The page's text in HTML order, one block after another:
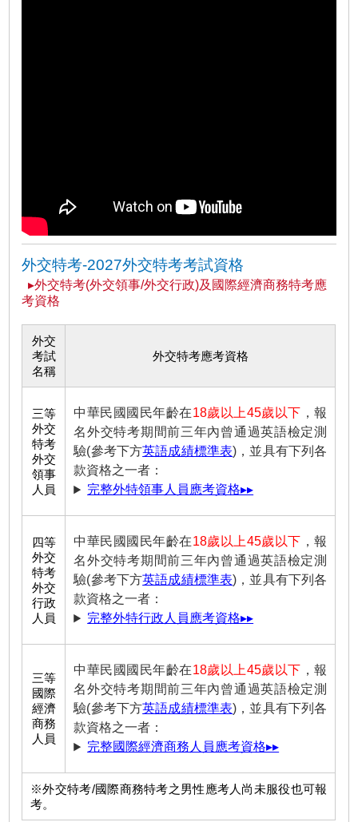
外交特考-2027外交特考考試資格
▸外交特考(外交領事/外交行政)及國際經濟商務特考應
考資格
外交
考試
名稱
外交特考應考資格
三等
外交
特考
外交
領事
人員
中華民國國民年齡在18歲以上45歲以下 ，報
名外交特考期間前三年內曾通過英語檢定測
驗(參考下方英語成績標準表)，並具有下列各
款資格之一者：
完整外特領事人員應考資格▸▸
四等
外交
特考
外交
行政
人員
中華民國國民年齡在18歲以上45歲以下 ，報
名外交特考期間前三年內曾通過英語檢定測
驗(參考下方英語成績標準表)，並具有下列各
款資格之一者：
完整外特行政人員應考資格▸▸
三等
國際
經濟
商務
人員
中華民國國民年齡在18歲以上45歲以下 ，報
名外交特考期間前三年內曾通過英語檢定測
驗(參考下方英語成績標準表)，並具有下列各
款資格之一者：
完整國際經濟商務人員應考資格▸▸
※外交特考/國際商務特考之男性應考人尚未服役也可報
考。